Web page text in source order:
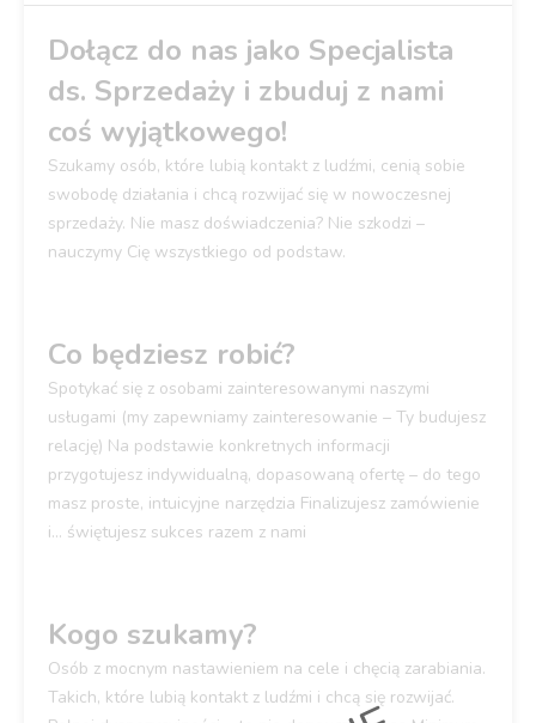
Dołącz do nas jako Specjalista
ds. Sprzedaży i zbuduj z nami
coś wyjątkowego!
Szukamy osób, które lubią kontakt z ludźmi, cenią sobie
swobodę działania i chcą rozwijać się w nowoczesnej
sprzedaży. Nie masz doświadczenia? Nie szkodzi –
nauczymy Cię wszystkiego od podstaw.
Co będziesz robić?
Spotykać się z osobami zainteresowanymi naszymi
usługami (my zapewniamy zainteresowanie – Ty budujesz
relację) Na podstawie konkretnych informacji
przygotujesz indywidualną, dopasowaną ofertę – do tego
masz proste, intuicyjne narzędzia Finalizujesz zamówienie
i... świętujesz sukces razem z nami
Kogo szukamy?
Osób z mocnym nastawieniem na cele i chęcią zarabiania.
Takich, które lubią kontakt z ludźmi i chcą się rozwijać.